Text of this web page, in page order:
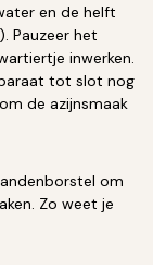
en de helft
Pauzeer het
inwerken.
tot slot nog
de azijnsmaak
om
Zo weet je